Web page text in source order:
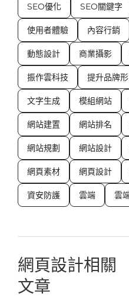
SEO優化 SEO關鍵字
使用者體驗 內容行銷
動態設計 商業攝影
振作雲科技 提升品牌
文字生成 模組網站
網站建置 網站排名
網站規劃 網站設計
網頁素材 網頁設計
資安防護 雲端 雲
網頁設計相關
文章